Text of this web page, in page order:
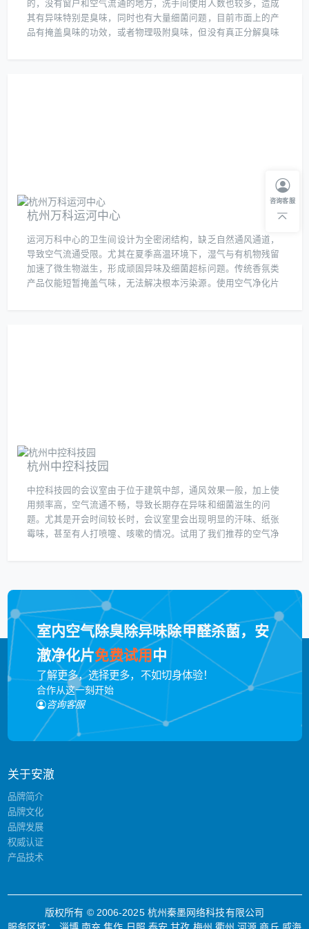
的，没有窗户和空气流通的地方，洗手间使用人数也较多，造成
其有异味特别是臭味，同时也有大量细菌问题，目前市面上的产
品有掩盖臭味的功效，或者物理吸附臭味，但没有真正分解臭味
杭州万科运河中心
运河万科中心的卫生间设计为全密闭结构，缺乏自然通风通道，
导致空气流通受限。尤其在夏季高温环境下，湿气与有机物残留
加速了微生物滋生，形成顽固异味及细菌超标问题。传统香氛类
产品仅能短暂掩盖气味，无法解决根本污染源。使用空气净化片
杭州中控科技园
中控科技园的会议室由于位于建筑中部，通风效果一般，加上使
用频率高，空气流通不畅，导致长期存在异味和细菌滋生的问
题。尤其是开会时间较长时，会议室里会出现明显的汗味、纸张
霉味，甚至有人打喷嚏、咳嗽的情况。试用了我们推荐的空气净
恢复正常。现在每次开会前都会提前开启净化设备，员工们反馈
呼吸更顺畅了，连客户来访时都夸赞会议室环境专业又舒适。
室内空气除臭除异味除甲醛杀菌，安
澈净化片免费试用 中
了解更多，选择更多，不如切身体验！
合作从这一刻开始
咨询客服
关于安澈
品牌简介
品牌文化
品牌发展
权威认证
产品技术
版权所有 © 2006-2025 杭州秦墨网络科技有限公司
服务区域： 淄博 南充 焦作 日照 泰安 甘孜 梅州 衢州 河源 商丘 威海
咨询客服